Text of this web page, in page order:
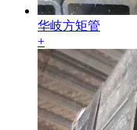
华岐方矩管
+